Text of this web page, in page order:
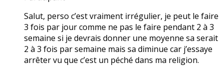
Salut, perso c’est vraiment irrégulier, je peut le faire
3 fois par jour comme ne pas le faire pendant 2 à 3
semaine si je devrais donner une moyenne sa serait
2 à 3 fois par semaine mais sa diminue car j’essaye
arrêter vu que c’est un péché dans ma religion.